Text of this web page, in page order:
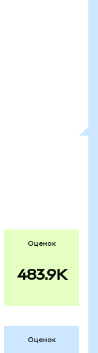
Оценок
483.9K
Оценок